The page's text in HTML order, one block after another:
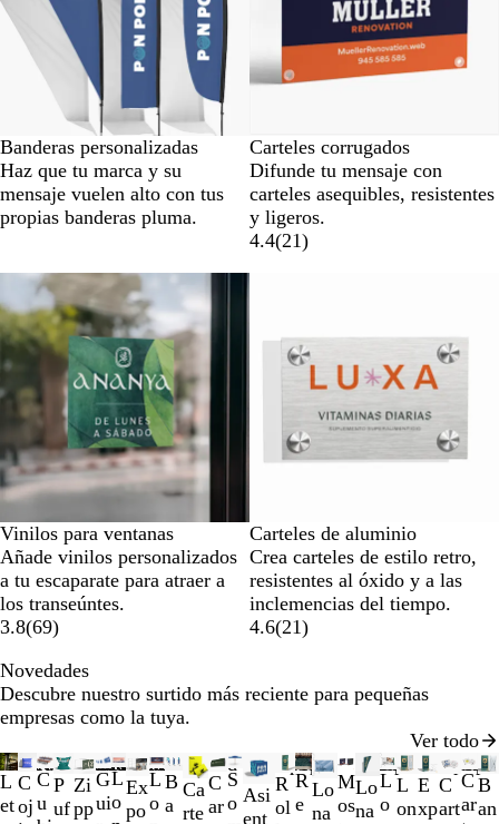
Banderas personalizadas
Haz que tu marca y su
mensaje vuelen alto con tus
propias banderas pluma.
Carteles corrugados
Difunde tu mensaje con
carteles asequibles, resistentes
y ligeros.
4.4(21)
Opciones nuevas
Vinilos para ventanas
Añade vinilos personalizados
a tu escaparate para atraer a
los transeúntes.
3.8(69)
Carteles de aluminio
Crea carteles de estilo retro,
resistentes al óxido y a las
inclemencias del tiempo.
4.6(21)
Novedades
Descubre nuestro surtido más reciente para pequeñas
empresas como la tuya.
Ver todo
Novedad
L
et
Novedad
C
oj
Novedad
C
u
Novedad
P
uf
Novedad
Zi
pp
Novedad
G
ui
Novedad
L
o
Novedad
Ex
po
Novedad
L
o
Novedad
B
a
Ca
rte
C
ar
S
o Asi
ent
Opciones nuevas
R
ol
Opciones nuevas
R
e
Opciones nuevas
Lo
na
M
os
Lo
na
Opciones
L
o
L
on
E
xp
C
art
C
ar
B
an
Diapositivas
de
la